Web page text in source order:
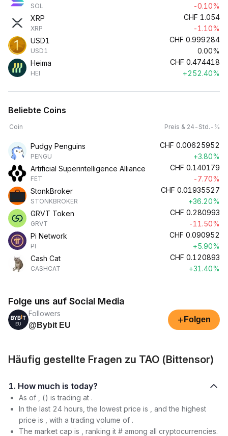
SOL
-0.10%
XRP
XRP
CHF 1.054
-1.10%
USD1
USD1
CHF 0.999284
0.00%
Heima
HEI
CHF 0.474418
+252.40%
Beliebte Coins
Coin Preis & 24-Std.-%
Pudgy Penguins
PENGU
CHF 0.00625952
+3.80%
Artificial Superintelligence Alliance
FET
CHF 0.140179
-7.70%
StonkBroker
STONKBROKER
CHF 0.01935527
+36.20%
GRVT Token
GRVT
CHF 0.280993
-11.50%
Pi Network
PI
CHF 0.090952
+5.90%
Cash Cat
CASHCAT
CHF 0.120893
+31.40%
Folge uns auf Social Media
Followers
@Bybit EU
+ Folgen
Häufig gestellte Fragen zu TAO (Bittensor)
1. How much is today?
As of , () is trading at .
In the last 24 hours, the lowest price is , and the highest
price is , with a trading volume of .
The market cap is , ranking it # among all cryptocurrencies.